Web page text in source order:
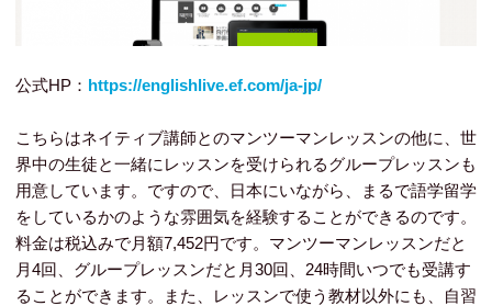
公式HP： https://englishlive.ef.com/ja-jp/
こちらはネイティブ講師とのマンツーマンレッスンの他に、世
界中の生徒と一緒にレッスンを受けられるグループレッスンも
用意しています。ですので、日本にいながら、まるで語学留学
をしているかのような雰囲気を経験することができるのです。
料金は税込みで月額7,452円です。マンツーマンレッスンだと
月4回、グループレッスンだと月30回、24時間いつでも受講す
ることができます。また、レッスンで使う教材以外にも、自習